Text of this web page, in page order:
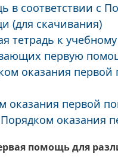
в соответствии с
(для скачивания)
тетрадь к
первую
оказания
оказания первой
Порядком оказания
помощь для